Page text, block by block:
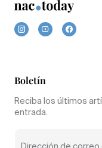
Boletín
Reciba los últimos
entrada.